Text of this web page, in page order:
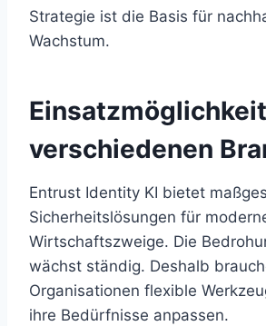
Strategie ist die Basis für
Wachstum.
verschiedenen
Entrust Identity KI bietet
Sicherheitslösungen für
Wirtschaftszweige. Die
wächst ständig. Deshalb
Organisationen flexible
ihre Bedürfnisse anpassen.